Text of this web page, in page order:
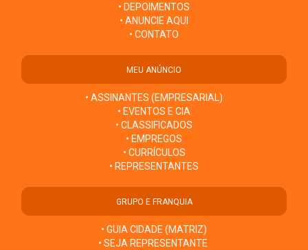
• DEPOIMENTOS
• ANUNCIE AQUI
• CONTATO
MEU ANÚNCIO
• ASSINANTES (EMPRESARIAL)
• EVENTOS E CIA
• CLASSIFICADOS
• EMPREGOS
• CURRÍCULOS
• REPRESENTANTES
GRUPO E FRANQUIA
• GUIA CIDADE (MATRIZ)
• SEJA REPRESENTANTE